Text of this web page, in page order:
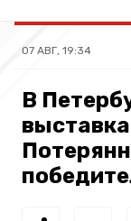
07 АВГ, 19:34
В